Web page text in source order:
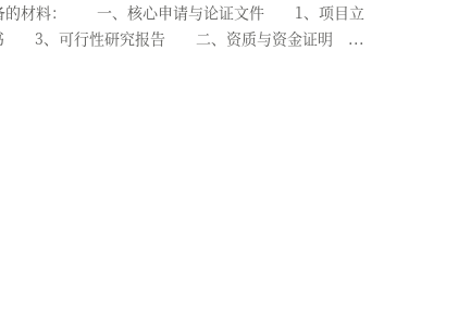
备的材料： 一、核心申请与论证文件 1、项目立
3、可行性研究报告 二、资质与资金证明 ...